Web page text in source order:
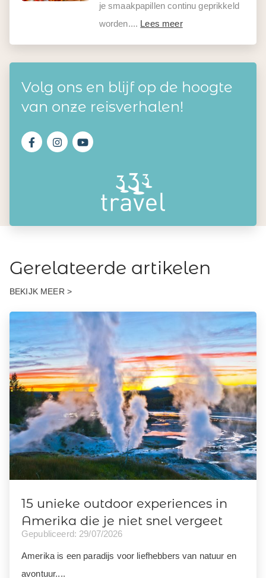
je smaakpapillen continu geprikkeld
worden.... Lees meer
Volg ons en blijf op de hoogte
van onze reisverhalen!
Gerelateerde artikelen
BEKIJK MEER >
15 unieke outdoor experiences in
Amerika die je niet snel vergeet
Gepubliceerd: 29/07/2026
Amerika is een paradijs voor liefhebbers van natuur en
avontuur....